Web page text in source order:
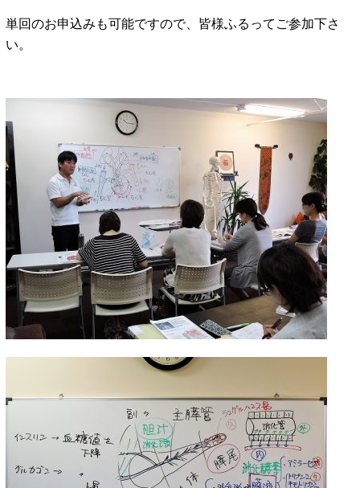
単回のお申込みも可能ですので、皆様ふるってご参加下さ
い。